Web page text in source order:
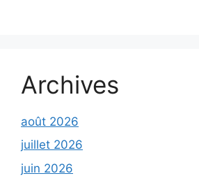
Archives
août 2026
juillet 2026
juin 2026